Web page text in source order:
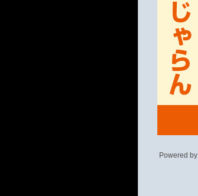
Powered by